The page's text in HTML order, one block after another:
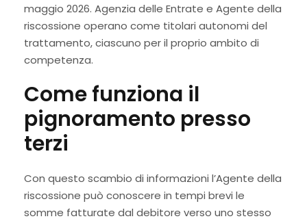
maggio 2026. Agenzia delle Entrate e Agente della
riscossione operano come titolari autonomi del
trattamento, ciascuno per il proprio ambito di
competenza.
Come funziona il
pignoramento presso
terzi
Con questo scambio di informazioni l’Agente della
riscossione può conoscere in tempi brevi le
somme fatturate dal debitore verso uno stesso